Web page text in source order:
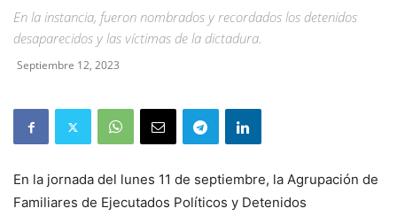
En la instancia, fueron nombrados y recordados los detenidos
desaparecidos y las víctimas de la dictadura.
Septiembre 12, 2023
En la jornada del lunes 11 de septiembre, la Agrupación de
Familiares de Ejecutados Políticos y Detenidos